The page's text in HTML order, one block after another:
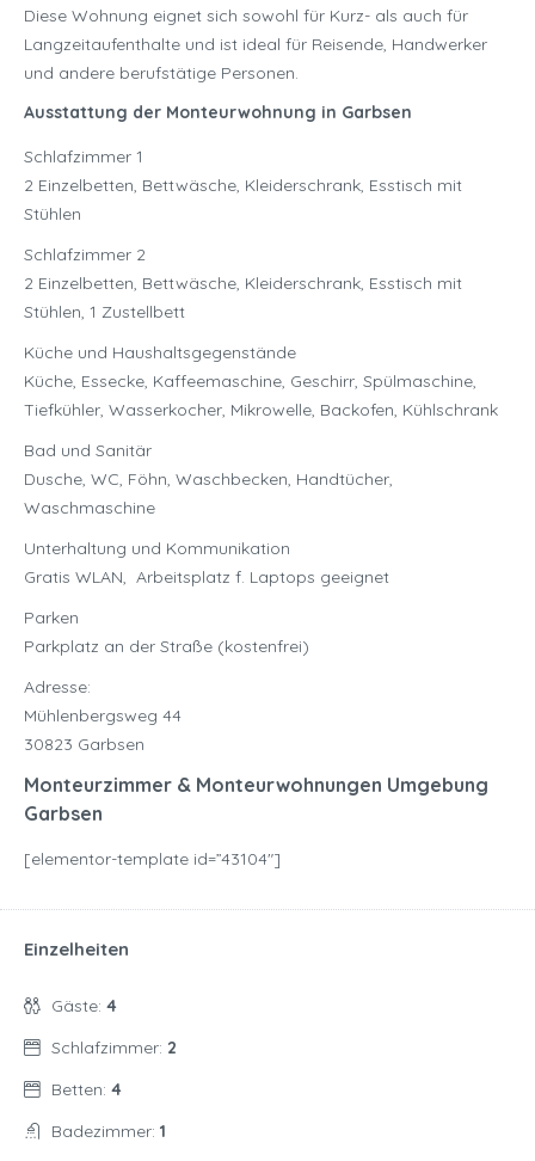
Diese Wohnung eignet sich sowohl für Kurz- als auch für
Langzeitaufenthalte und ist ideal für Reisende, Handwerker
und andere berufstätige Personen.
Ausstattung der Monteurwohnung in Garbsen
Schlafzimmer 1
2 Einzelbetten, Bettwäsche, Kleiderschrank, Esstisch mit
Stühlen
Schlafzimmer 2
2 Einzelbetten, Bettwäsche, Kleiderschrank, Esstisch mit
Stühlen, 1 Zustellbett
Küche und Haushaltsgegenstände
Küche, Essecke, Kaffeemaschine, Geschirr, Spülmaschine,
Tiefkühler, Wasserkocher, Mikrowelle, Backofen, Kühlschrank
Bad und Sanitär
Dusche, WC, Föhn, Waschbecken, Handtücher,
Waschmaschine
Unterhaltung und Kommunikation
Gratis WLAN, Arbeitsplatz f. Laptops geeignet
Parken
Parkplatz an der Straße (kostenfrei)
Adresse:
Mühlenbergsweg 44
30823 Garbsen
Monteurzimmer & Monteurwohnungen Umgebung
Garbsen
[elementor-template id=”43104″]
Einzelheiten
Gäste: 4
Schlafzimmer: 2
Betten: 4
Badezimmer: 1